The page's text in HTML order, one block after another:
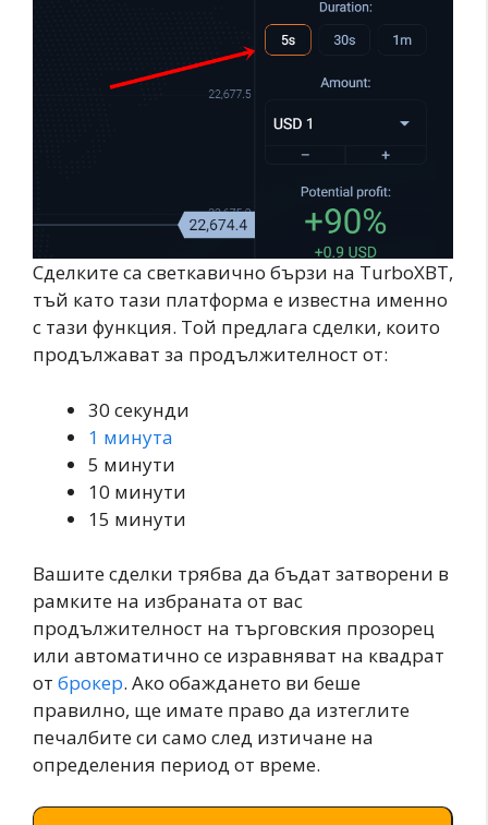
Сделките са светкавично бързи на TurboXBT,
тъй като тази платформа е известна именно
с тази функция. Той предлага сделки, които
продължават за продължителност от:
30 секунди
1 минута
5 минути
10 минути
15 минути
Вашите сделки трябва да бъдат затворени в
рамките на избраната от вас
продължителност на търговския прозорец
или автоматично се изравняват на квадрат
от брокер. Ако обаждането ви беше
правилно, ще имате право да изтеглите
печалбите си само след изтичане на
определения период от време.